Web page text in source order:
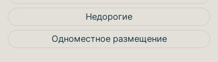
Недорогие
Одноместное размещение